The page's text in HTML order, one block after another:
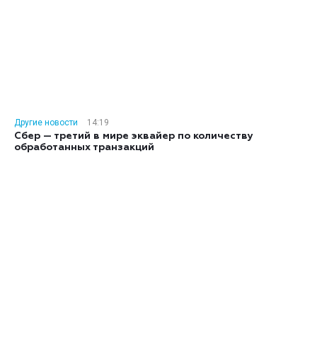
Другие новости
14:19
Сбер — третий в мире эквайер по количеству
обработанных транзакций